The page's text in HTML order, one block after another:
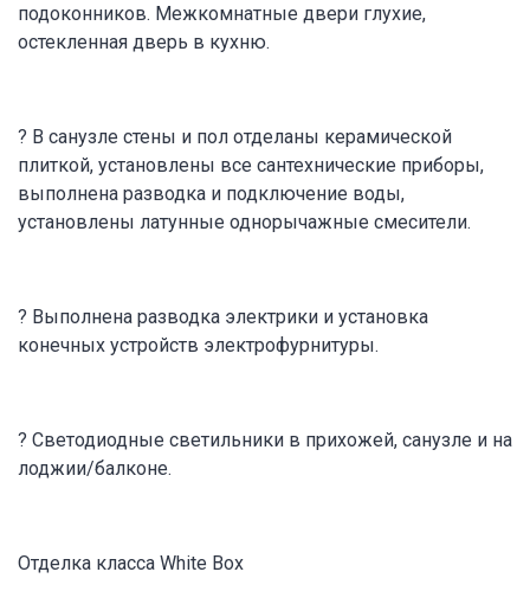
подоконников. Межкомнатные двери глухие,
остекленная дверь в кухню.
? В санузле стены и пол отделаны керамической
плиткой, установлены все сантехнические приборы,
выполнена разводка и подключение воды,
установлены латунные однорычажные смесители.
? Выполнена разводка электрики и установка
конечных устройств электрофурнитуры.
? Светодиодные светильники в прихожей, санузле и на
лоджии/балконе.
Отделка класса White Box